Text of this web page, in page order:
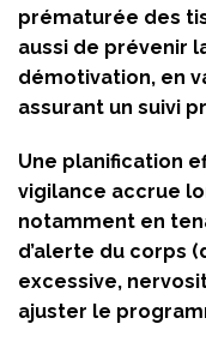
prématurée des
aussi de prévenir
démotivation, en
assurant un suivi
Une planification
vigilance accrue
notamment en
d’alerte du corps
excessive,
ajuster le